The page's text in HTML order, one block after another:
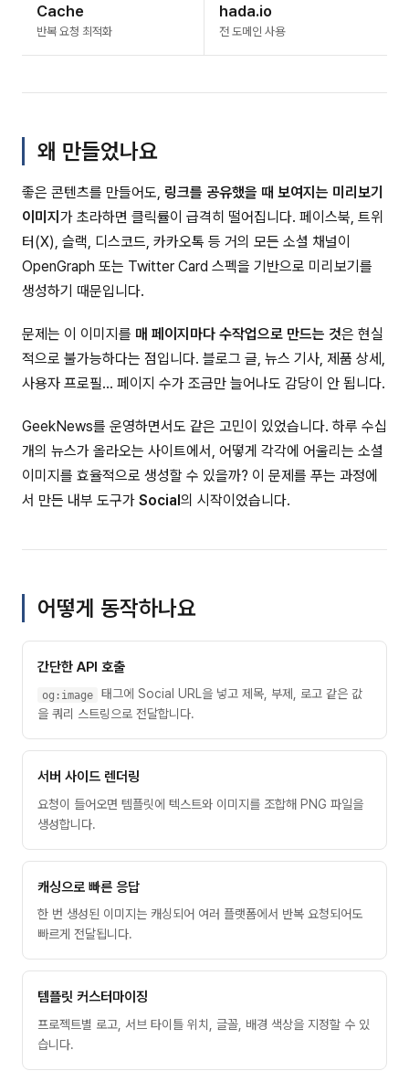
Cache
반복 요청 최적화
hada.io
전 도메인 사용
왜 만들었나요
좋은 콘텐츠를 만들어도, 링크를 공유했을 때 보여지는 미리보기
이미지 가 초라하면 클릭률이 급격히 떨어집니다. 페이스북, 트위
터(X), 슬랙, 디스코드, 카카오톡 등 거의 모든 소셜 채널이
OpenGraph 또는 Twitter Card 스펙을 기반으로 미리보기를
생성하기 때문입니다.
문제는 이 이미지를 매 페이지마다 수작업으로 만드는 것은 현실
적으로 불가능하다는 점입니다. 블로그 글, 뉴스 기사, 제품 상세,
사용자 프로필... 페이지 수가 조금만 늘어나도 감당이 안 됩니다.
GeekNews를 운영하면서도 같은 고민이 있었습니다. 하루 수십
개의 뉴스가 올라오는 사이트에서, 어떻게 각각에 어울리는 소셜
이미지를 효율적으로 생성할 수 있을까? 이 문제를 푸는 과정에
서 만든 내부 도구가 Social의 시작이었습니다.
어떻게 동작하나요
간단한 API 호출
og:image
태그에 Social URL을 넣고 제목, 부제, 로고 같은 값
을 쿼리 스트링으로 전달합니다.
서버 사이드 렌더링
요청이 들어오면 템플릿에 텍스트와 이미지를 조합해 PNG 파일을
생성합니다.
캐싱으로 빠른 응답
한 번 생성된 이미지는 캐싱되어 여러 플랫폼에서 반복 요청되어도
빠르게 전달됩니다.
템플릿 커스터마이징
프로젝트별 로고, 서브 타이틀 위치, 글꼴, 배경 색상을 지정할 수 있
습니다.